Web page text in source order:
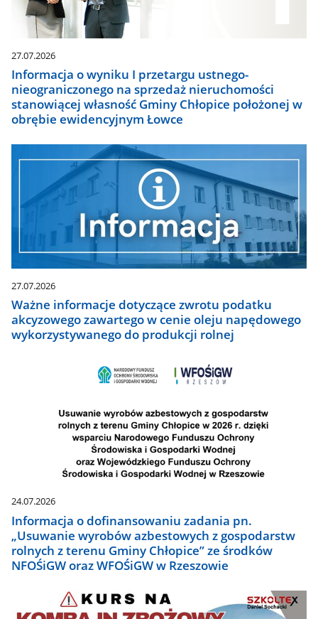
27.07.2026
Informacja o wyniku I przetargu ustnego-
nieograniczonego na sprzedaż nieruchomości
stanowiącej własność Gminy Chłopice położonej w
obrębie ewidencyjnym Łowce
27.07.2026
Ważne informacje dotyczące zwrotu podatku
akcyzowego zawartego w cenie oleju napędowego
wykorzystywanego do produkcji rolnej
24.07.2026
Informacja o dofinansowaniu zadania pn.
„Usuwanie wyrobów azbestowych z gospodarstw
rolnych z terenu Gminy Chłopice” ze środków
NFOŚiGW oraz WFOŚiGW w Rzeszowie